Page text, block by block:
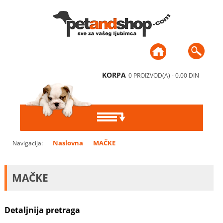
KORPA 0 PROIZVOD(A) - 0.00 DIN
PSI
DODACI ISHRANI,
ČINIJE I PODMETAČI
HRANA ZA MAČKE
POSLASTICE
PTICE
MINERALI
MALE ŽIVOTINJE
Navigacija: Naslovna MAČKE
MAČKE
Detaljnija pretraga